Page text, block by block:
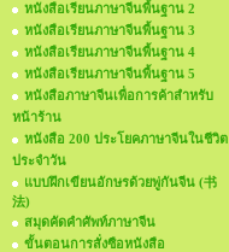
หนังสือเรียนภาษาจีนพื้นฐาน 2
หนังสือเรียนภาษาจีนพื้นฐาน 3
หนังสือเรียนภาษาจีนพื้นฐาน 4
หนังสือเรียนภาษาจีนพื้นฐาน 5
หนังสือภาษาจีนเพื่อการค้าสำหรับ
หน้าร้าน
หนังสือ 200 ประโยคภาษาจีนในชีวิต
ประจำวัน
แบบฝึกเขียนอักษรด้วยพู่กันจีน (书
法)
สมุดคัดคำศัพท์ภาษาจีน
ขั้นตอนการสั่งซือหนังสือ